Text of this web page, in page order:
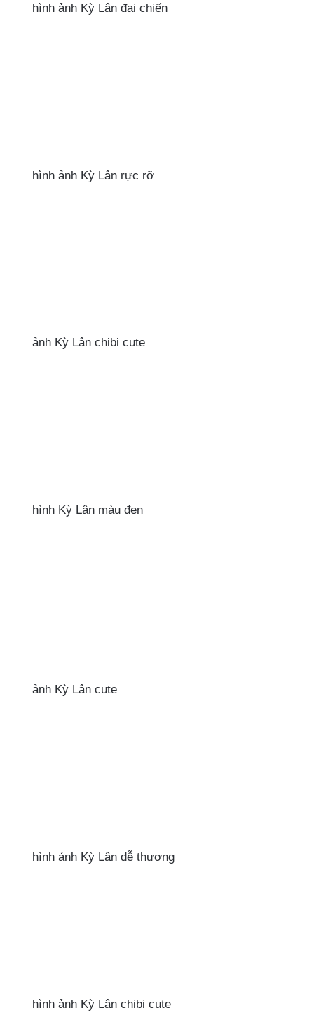
hình ảnh Kỳ Lân đại chiến
hình ảnh Kỳ Lân rực rỡ
ảnh Kỳ Lân chibi cute
hình Kỳ Lân màu đen
ảnh Kỳ Lân cute
hình ảnh Kỳ Lân dễ thương
hình ảnh Kỳ Lân chibi cute